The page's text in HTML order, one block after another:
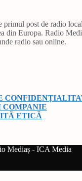
primul post de radio
din Europa. Radio
radio sau online.
ETICĂ
Mediaș - ICA Media